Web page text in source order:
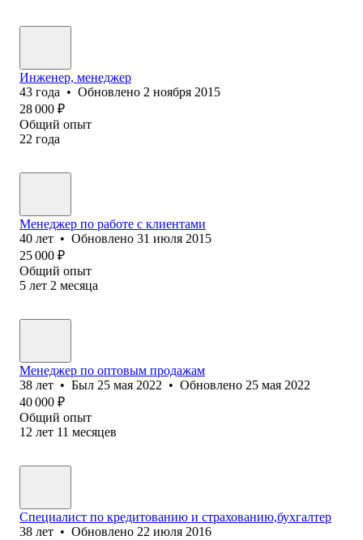
Инженер, менеджер
43 года • Обновлено 2 ноября 2015
28 000 ₽
Общий опыт
22 года
Менеджер по работе с клиентами
40 лет • Обновлено 31 июля 2015
25 000 ₽
Общий опыт
5 лет 2 месяца
Менеджер по оптовым продажам
38 лет • Был 25 мая 2022 • Обновлено 25 мая 2022
40 000 ₽
Общий опыт
12 лет 11 месяцев
Специалист по кредитованию и страхованию,бухгалтер
38 лет • Обновлено 22 июля 2016